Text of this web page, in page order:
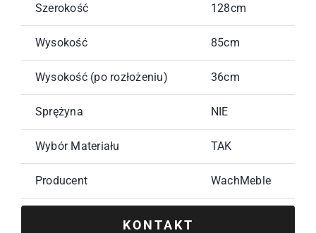
Szerokość 128cm
Wysokość 85cm
Wysokość (po rozłożeniu) 36cm
Sprężyna NIE
Wybór Materiału TAK
Producent WachMeble
KONTAKT